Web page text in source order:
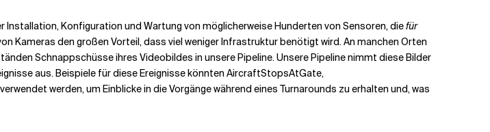
Konfiguration und Wartung von möglicherweise Hunderten von Sensoren, diefür
Kameras den großen Vorteil, dass viel weniger Infrastruktur benötigt wird. An manchen Orten
Schnappschüsse ihres Videobildes in unsere Pipeline. Unsere Pipeline nimmt diese Bilder
aus. Beispiele für diese Ereignisse könnten AircraftStopsAtGate,
werden, um Einblicke in die Vorgänge während eines Turnarounds zu erhalten und, was